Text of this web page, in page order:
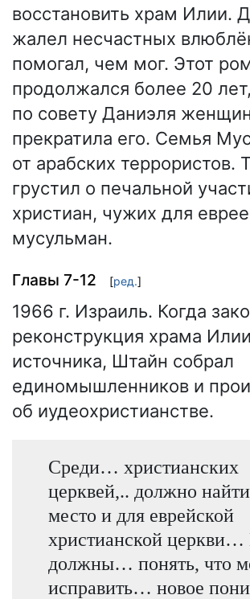
восстановить храм Илии.
жалел несчастных
помогал, чем мог. Этот
продолжался более 20
по совету Даниэля
прекратила его. Семья
от арабских террористов.
грустил о печальной
христиан, чужих для
мусульман.
Главы 7-12 [ред.]
1966 г. Израиль. Когда
реконструкция храма
источника, Штайн собрал
единомышленников и
об иудеохристианстве.
Среди… христианских
церквей,.. должно
место и для еврейской
христианской
должны… понять, что
исправить… новое